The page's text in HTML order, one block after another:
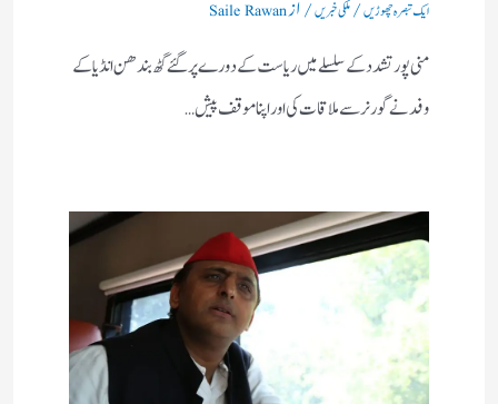
ایک تبصرہ چھوڑیں ملکی خبریں Saile Rawan
منی پور تشدد کے سلسلے میں ریاست کے دورے پر گئے گٹھ بندھن انڈیا کے
وفد نے گورنر سے ملاقات کی اور اپنا موقف پیش…